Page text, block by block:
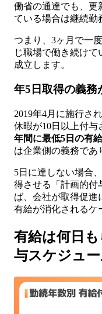
働省の通達でも、更
ている場合は継続勤
つまり、3ヶ月で一
じ職場で働き続けて
成立します。
年5日取得の義務
2019年4月に施行さ
休暇が10日以上付与
年間に最低5日の有
は企業側の義務であ
5日に達しない場合
得させる「計画的付
ば、会社が取得促進
有給が消化されるケ
有給は何日
与スケジュ